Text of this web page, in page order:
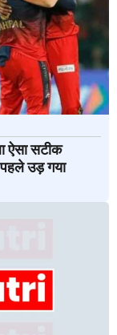
ऐसा सटीक
उड़ गया